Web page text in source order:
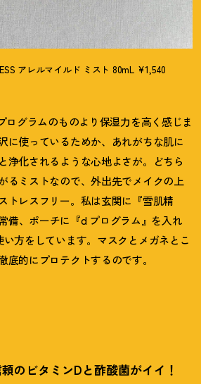
アレルマイルド ミスト 80mL ¥1,540
ログラムのものより保湿力を高く感じま
に使っているためか、あれがちな肌に
浄化されるような心地よさが。どちら
るミストなので、外出先でメイクの上
トレスフリー。私は玄関に『雪肌精
備、ポーチに『d プログラム』を入れ
方をしています。マスクとメガネとこ
底的にプロテクトするのです。
のビタミンDと酢酸菌がイイ ！